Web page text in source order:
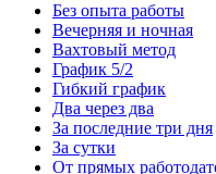
Без опыта работы
Вечерняя и ночная
Вахтовый метод
График 5/2
Гибкий график
Два через два
За последние три дня
За сутки
От прямых